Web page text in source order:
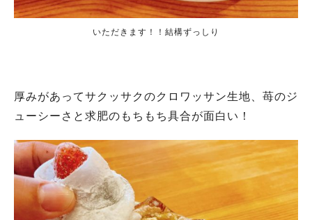
いただきます！！結構ずっしり
厚みがあってサクッサクのクロワッサン生地、苺のジ
ューシーさと求肥のもちもち具合が面白い！